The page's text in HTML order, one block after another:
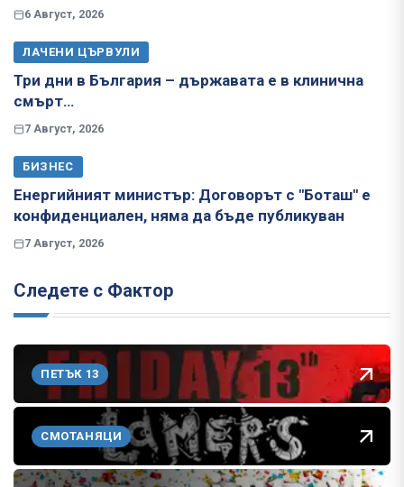
6 Август, 2026
ЛАЧЕНИ ЦЪРВУЛИ
Три дни в България – държавата е в клинична
смърт…
7 Август, 2026
БИЗНЕС
Енергийният министър: Договорът с "Боташ" е
конфиденциален, няма да бъде публикуван
7 Август, 2026
Следете с Фактор
ПЕТЪК 13
СМОТАНЯЦИ